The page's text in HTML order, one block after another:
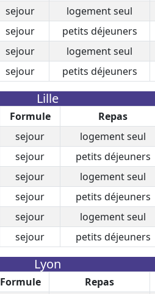
sejour logement seul
sejour petits déjeuners
sejour logement seul
sejour petits déjeuners
Lille
Formule Repas
sejour logement seul
sejour petits déjeuners
sejour logement seul
sejour petits déjeuners
sejour logement seul
sejour petits déjeuners
Lyon
Formule Repas